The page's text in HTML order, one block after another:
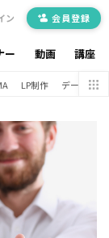
ー 動画 講座
ン 会員登録
LP制作 データ分析